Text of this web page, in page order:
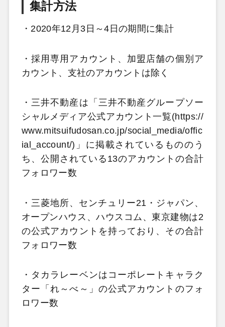
集計方法
・2020年12月3日～4日の期間に集計
・採用専用アカウント、加盟店舗の個別ア
カウント、支社のアカウントは除く
・三井不動産は「三井不動産グループソー
シャルメディア公式アカウント一覧(https://
www.mitsuifudosan.co.jp/social_media/offic
ial_account/)」に掲載されているもののう
ち、公開されている13のアカウントの合計
フォロワー数
・三菱地所、センチュリー21・ジャパン、
オープンハウス、ハウスコム、東京建物は2
の公式アカウントを持っており、その合計
フォロワー数
・タカラレーベンはコーポレートキャラク
ター「れ～べ～」の公式アカウントのフォ
ロワー数